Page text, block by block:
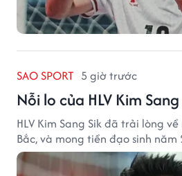
SAO SPORT 5 giờ trước
Nỗi lo của HLV Kim
HLV Kim Sang Sik đã trải lòng
Bắc, và mong tiền đạo sinh năm